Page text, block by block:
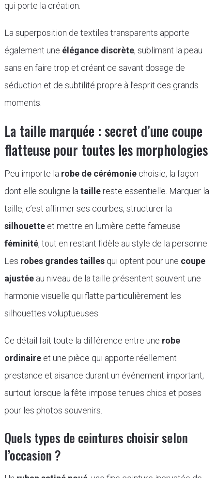
qui porte la création.
La superposition de textiles transparents apporte
également une élégance discrète, sublimant la peau
sans en faire trop et créant ce savant dosage de
séduction et de subtilité propre à l’esprit des grands
moments.
La taille marquée : secret d’une coupe
flatteuse pour toutes les morphologies
Peu importe la robe de cérémoniechoisie, la façon
dont elle souligne la taillereste essentielle. Marquer la
taille, c’est affirmer ses courbes, structurer la
silhouetteet mettre en lumière cette fameuse
féminité, tout en restant fidèle au style de la personne.
Les robes grandes taillesqui optent pour une coupe
ajustéeau niveau de la taille présentent souvent une
harmonie visuelle qui flatte particulièrement les
silhouettes voluptueuses.
Ce détail fait toute la différence entre une robe
ordinaireet une pièce qui apporte réellement
prestance et aisance durant un événement important,
surtout lorsque la fête impose tenues chics et poses
pour les photos souvenirs.
Quels types de ceintures choisir selon
l’occasion ?